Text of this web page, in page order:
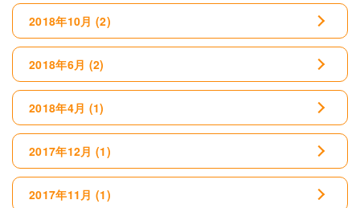
2018年10月 (2)
2018年6月 (2)
2018年4月 (1)
2017年12月 (1)
2017年11月 (1)